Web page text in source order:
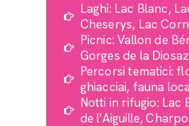
Laghi: Lac Blanc,
Cheserys, Lac
Picnic: Vallon de
Gorges de la Diosaz
Percorsi tematici:
ghiacciai, fauna
Notti in rifugio: Lac
de l'Aiguille,